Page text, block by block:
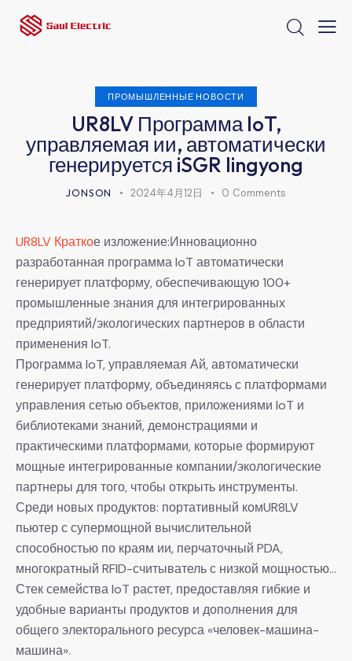
ПРОМЫШЛЕННЫЕ НОВОСТИ
UR8LV Программа IoT,
управляемая ии, автоматически
генерируется iSGR lingyong
JONSON 2024年4月12日 0 Comments
UR8LV Краткое изложение:Инновационно
разработанная программа IoT автоматически
генерирует платформу, обеспечивающую 100+
промышленные знания для интегрированных
предприятий/экологических партнеров в области
применения IoT.
Программа IoT, управляемая Ай, автоматически
генерирует платформу, объединяясь с платформами
управления сетью объектов, приложениями IoT и
библиотеками знаний, демонстрациями и
практическими платформами, которые формируют
мощные интегрированные компании/экологические
партнеры для того, чтобы открыть инструменты.
Среди новых продуктов: портативный комUR8LV
пьютер с супермощной вычислительной
способностью по краям ии, перчаточный PDA,
многократный RFID-считыватель с низкой мощностью…
Стек семейства IoT растет, предоставляя гибкие и
удобные варианты продуктов и дополнения для
общего электорального ресурса «человек-машина-
машина».